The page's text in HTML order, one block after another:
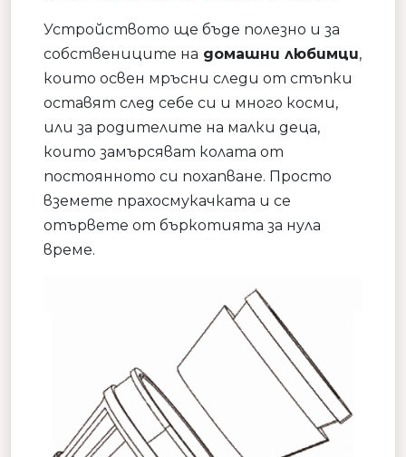
Устройството ще бъде полезно и за
собствениците на домашни любимци,
които освен мръсни следи от стъпки
оставят след себе си и много косми,
или за родителите на малки деца,
които замърсяват колата от
постоянното си похапване. Просто
вземете прахосмукачката и се
отървете от бъркотията за нула
време.